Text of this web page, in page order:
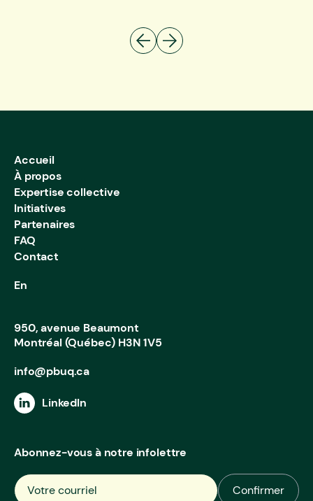
Footer
Accueil
À propos
Expertise collective
Initiatives
Partenaires
FAQ
Contact
En
950, avenue Beaumont
Montréal (Québec) H3N 1V5
info@pbuq.ca
LinkedIn
Abonnez-vous à notre infolettre